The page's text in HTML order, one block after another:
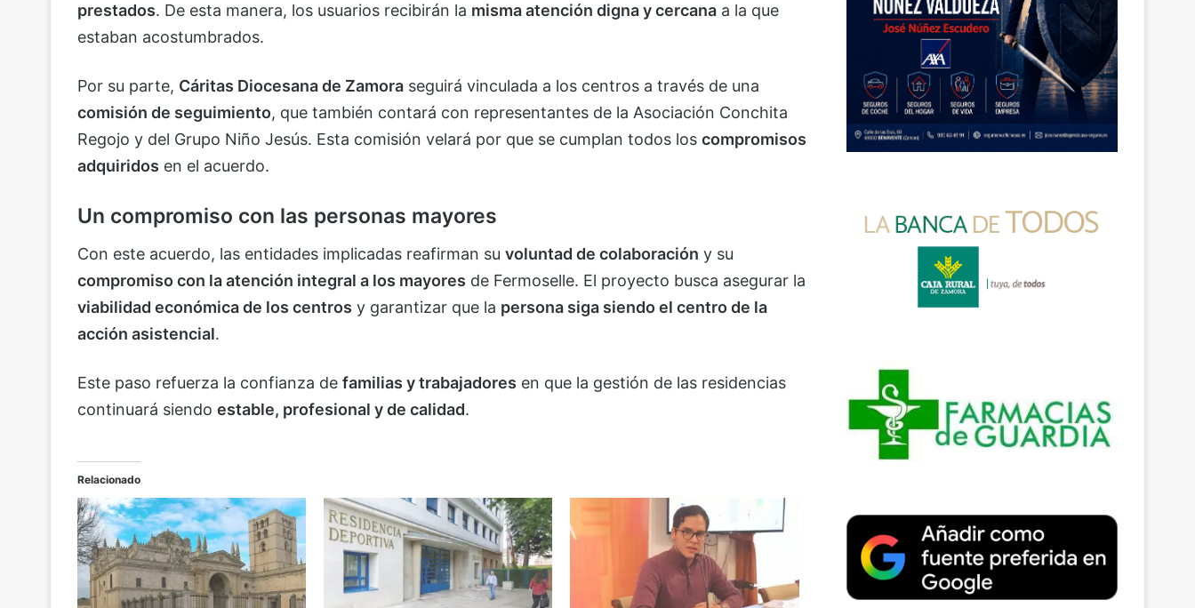
prestados. De esta manera, los usuarios recibirán la misma atención digna y cercana a la que
estaban acostumbrados.
Por su parte, Cáritas Diocesana de Zamora seguirá vinculada a los centros a través de una
comisión de seguimiento, que también contará con representantes de la Asociación Conchita
Regojo y del Grupo Niño Jesús. Esta comisión velará por que se cumplan todos los compromisos
adquiridos en el acuerdo.
Un compromiso con las personas mayores
Con este acuerdo, las entidades implicadas reafirman su voluntad de colaboración y su
compromiso con la atención integral a los mayores de Fermoselle. El proyecto busca asegurar la
viabilidad económica de los centros y garantizar que la persona siga siendo el centro de la
acción asistencial.
Este paso refuerza la confianza de familias y trabajadores en que la gestión de las residencias
continuará siendo estable, profesional y de calidad.
Relacionado